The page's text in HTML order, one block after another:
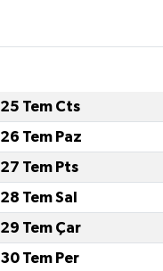
25 Tem Cts
26 Tem Paz
27 Tem Pts
28 Tem Sal
29 Tem Çar
30 Tem Per